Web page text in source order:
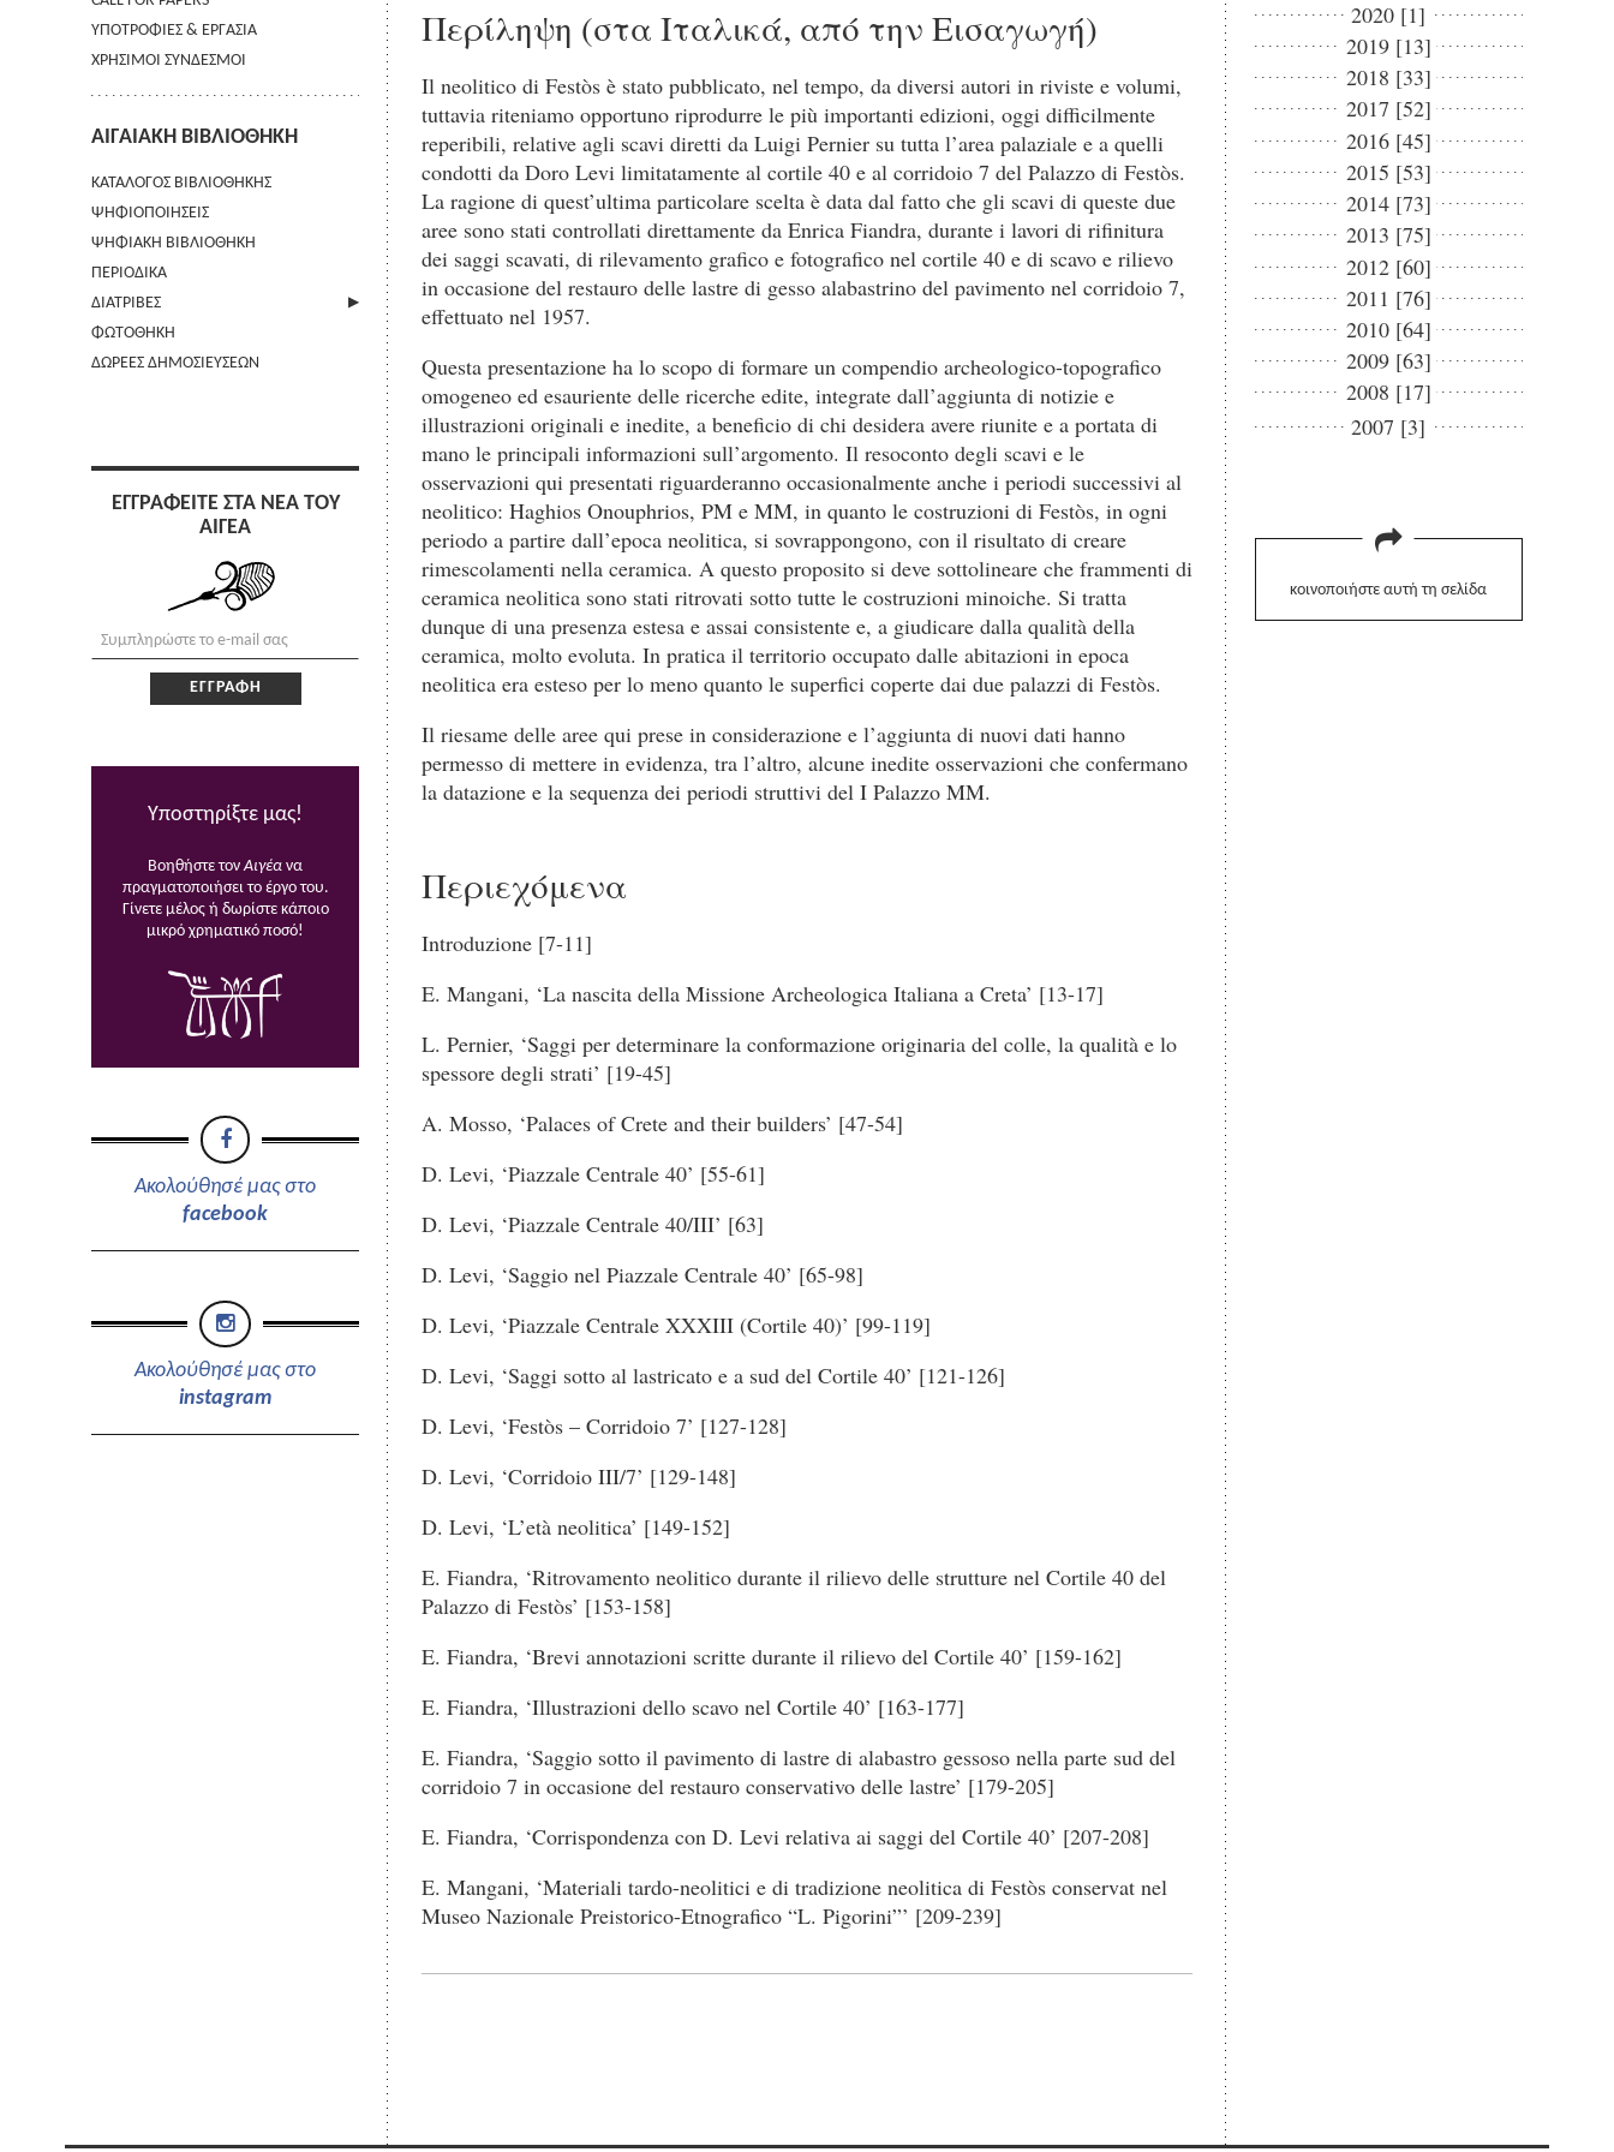
ΥΠΟΤΡΟΦΙΕΣ & ΕΡΓΑΣΙΑ
ΧΡΗΣΙΜΟΙ ΣΥΝΔΕΣΜΟΙ
ΑΙΓΑΙΑΚΗ ΒΙΒΛΙΟΘΗΚΗ
ΚΑΤΑΛΟΓΟΣ ΒΙΒΛΙΟΘΗΚΗΣ
ΨΗΦΙΟΠΟΙΗΣΕΙΣ
ΨΗΦΙΑΚΗ ΒΙΒΛΙΟΘΗΚΗ
ΠΕΡΙΟΔΙΚΑ
ΔΙΑΤΡΙΒΕΣ
ΑΠΟΣΤΟΛΗ ΠΕΡΙΛΗΨΗΣ
ΦΩΤΟΘΗΚΗ
ΔΩΡΕΕΣ ΔΗΜΟΣΙΕΥΣΕΩΝ
ΕΓΓΡΑΦΕΙΤΕ ΣΤΑ ΝΕΑ ΤΟΥ
ΑΙΓΕΑ
Υποστηρίξτε μας!
Βοηθήστε τονΑιγέα να
πραγματοποιήσει το έργο του.
Γίνετε μέλος ή δωρίστε κάποιο
μικρό χρηματικό ποσό!
Ακολούθησέ μας στο
facebook
Ακολούθησέ μας στο
instagram
Περίληψη (στα Ιταλικά, από την Εισαγωγή)
Il neolitico di Festòs è stato pubblicato, nel tempo, da diversi autori in riviste e volumi,
tuttavia riteniamo opportuno riprodurre le più importanti edizioni, oggi difficilmente
reperibili, relative agli scavi diretti da Luigi Pernier su tutta l’area palaziale e a quelli
condotti da Doro Levi limitatamente al cortile 40 e al corridoio 7 del Palazzo di Festòs.
La ragione di quest’ultima particolare scelta è data dal fatto che gli scavi di queste due
aree sono stati controllati direttamente da Enrica Fiandra, durante i lavori di rifinitura
dei saggi scavati, di rilevamento grafico e fotografico nel cortile 40 e di scavo e rilievo
in occasione del restauro delle lastre di gesso alabastrino del pavimento nel corridoio 7,
effettuato nel 1957.
Questa presentazione ha lo scopo di formare un compendio archeologico-topografico
omogeneo ed esauriente delle ricerche edite, integrate dall’aggiunta di notizie e
illustrazioni originali e inedite, a beneficio di chi desidera avere riunite e a portata di
mano le principali informazioni sull’argomento. Il resoconto degli scavi e le
osservazioni qui presentati riguarderanno occasionalmente anche i periodi successivi al
neolitico: Haghios Onouphrios, PM e MM, in quanto le costruzioni di Festòs, in ogni
periodo a partire dall’epoca neolitica, si sovrappongono, con il risultato di creare
rimescolamenti nella ceramica. A questo proposito si deve sottolineare che frammenti di
ceramica neolitica sono stati ritrovati sotto tutte le costruzioni minoiche. Si tratta
dunque di una presenza estesa e assai consistente e, a giudicare dalla qualità della
ceramica, molto evoluta. In pratica il territorio occupato dalle abitazioni in epoca
neolitica era esteso per lo meno quanto le superfici coperte dai due palazzi di Festòs.
Il riesame delle aree qui prese in considerazione e l’aggiunta di nuovi dati hanno
permesso di mettere in evidenza, tra l’altro, alcune inedite osservazioni che confermano
la datazione e la sequenza dei periodi struttivi del I Palazzo MM.
Περιεχόμενα
Introduzione [7-11]
E. Mangani, ‘La nascita della Missione Archeologica Italiana a Creta’ [13-17]
L. Pernier, ‘Saggi per determinare la conformazione originaria del colle, la qualità e lo
spessore degli strati’ [19-45]
A. Mosso, ‘Palaces of Crete and their builders’ [47-54]
D. Levi, ‘Piazzale Centrale 40’ [55-61]
D. Levi, ‘Piazzale Centrale 40/III’ [63]
D. Levi, ‘Saggio nel Piazzale Centrale 40’ [65-98]
D. Levi, ‘Piazzale Centrale XXXIII (Cortile 40)’ [99-119]
D. Levi, ‘Saggi sotto al lastricato e a sud del Cortile 40’ [121-126]
D. Levi, ‘Festòs – Corridoio 7’ [127-128]
D. Levi, ‘Corridoio III/7’ [129-148]
D. Levi, ‘L’età neolitica’ [149-152]
E. Fiandra, ‘Ritrovamento neolitico durante il rilievo delle strutture nel Cortile 40 del
Palazzo di Festòs’ [153-158]
E. Fiandra, ‘Brevi annotazioni scritte durante il rilievo del Cortile 40’ [159-162]
E. Fiandra, ‘Illustrazioni dello scavo nel Cortile 40’ [163-177]
E. Fiandra, ‘Saggio sotto il pavimento di lastre di alabastro gessoso nella parte sud del
corridoio 7 in occasione del restauro conservativo delle lastre’ [179-205]
E. Fiandra, ‘Corrispondenza con D. Levi relativa ai saggi del Cortile 40’ [207-208]
E. Mangani, ‘Materiali tardo-neolitici e di tradizione neolitica di Festòs conservat nel
Museo Nazionale Preistorico-Etnografico “L. Pigorini”’ [209-239]
2020 [1]
2019 [13]
2018 [33]
2017 [52]
2016 [45]
2015 [53]
2014 [73]
2013 [75]
2012 [60]
2011 [76]
2010 [64]
2009 [63]
2008 [17]
2007 [3]
κοινοποιήστε αυτή τη σελίδα